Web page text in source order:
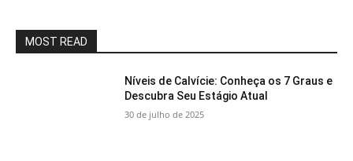
MOST READ
Níveis de Calvície: Conheça os 7 Graus e
Descubra Seu Estágio Atual
30 de julho de 2025